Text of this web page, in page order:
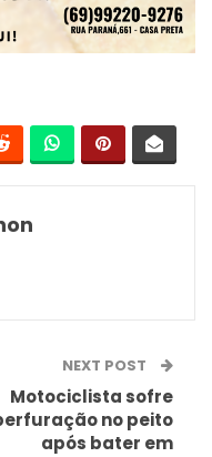
NEXT POST
Motociclista sofre
no peito
após bater em